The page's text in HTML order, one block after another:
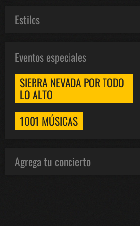
Estilos
Eventos especiales
SIERRA NEVADA POR TODO
LO ALTO
1001 MÚSICAS
Agrega tu concierto